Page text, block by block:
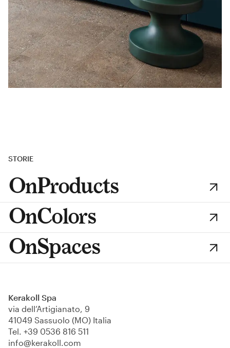
STORIE
OnProducts
OnColors
OnSpaces
Kerakoll Spa
via dell’Artigianato, 9
41049 Sassuolo (MO) Italia
Tel. +39 0536 816 511
info@kerakoll.com